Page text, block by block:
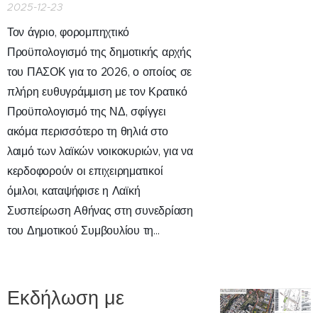
2025-12-23
Τον άγριο, φορομπηχτικό
Προϋπολογισμό της δημοτικής αρχής
του ΠΑΣΟΚ για το 2026, ο οποίος σε
πλήρη ευθυγράμμιση με τον Κρατικό
Προϋπολογισμό της ΝΔ, σφίγγει
ακόμα περισσότερο τη θηλιά στο
λαιμό των λαϊκών νοικοκυριών, για να
κερδοφορούν οι επιχειρηματικοί
όμιλοι, καταψήφισε η Λαϊκή
Συσπείρωση Αθήνας στη συνεδρίαση
του Δημοτικού Συμβουλίου τη...
Εκδήλωση με